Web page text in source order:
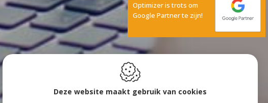
Optimizer is trots om
Google Partner te zijn!
Deze website maakt gebruik van cookies